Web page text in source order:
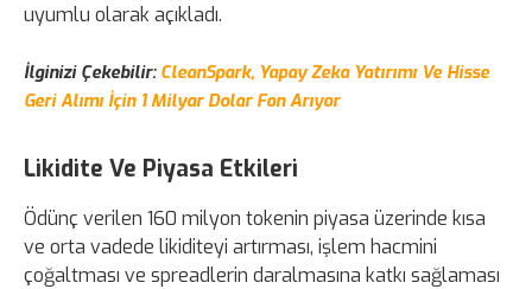
uyumlu olarak açıkladı.
İlginizi Çekebilir: CleanSpark, Yapay Zeka Yatırımı Ve Hisse
Geri Alımı İçin 1 Milyar Dolar Fon Arıyor
Likidite Ve Piyasa Etkileri
Ödünç verilen 160 milyon tokenin piyasa üzerinde kısa
ve orta vadede likiditeyi artırması, işlem hacmini
çoğaltması ve spreadlerin daralmasına katkı sağlaması